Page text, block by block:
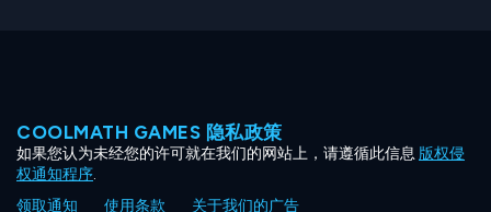
COOLMATH GAMES 隐私政策
如果您认为未经您的许可就在我们的网站上，请遵循此信息版权侵
权通知程序.
领取通知
使用条款
关于我们的广告